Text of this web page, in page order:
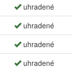
uhradené
uhradené
uhradené
uhradené